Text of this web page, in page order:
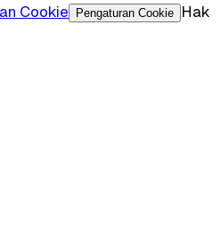
Cookie Pengaturan Cookie
Hak